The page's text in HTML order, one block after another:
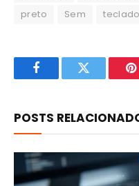
preto
Sem teclado
FacebookTwitter
POSTS